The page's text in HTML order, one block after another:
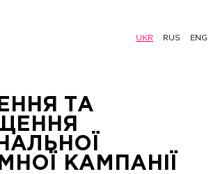
UKR RUS ENG
ТА
КАМПАНІЇ